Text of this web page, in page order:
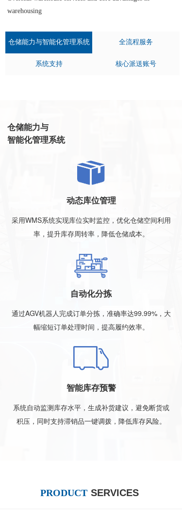
warehousing
仓储能力与智能化管理系统 全流程服务
系统支持 核心派送账号
动态库位管理
采用WMS系统实现库位实时监控，优化仓储空间利用
率，提升库存周转率，降低仓储成本。
自动化分拣
通过AGV机器人完成订单分拣，准确率达99.99%，大
幅缩短订单处理时间，提高履约效率。
智能库存预警
系统自动监测库存水平，生成补货建议，避免断货或
积压，同时支持滞销品一键调拨，降低库存风险。
仓储能力与
智能化管理系统
PRODUCT SERVICES